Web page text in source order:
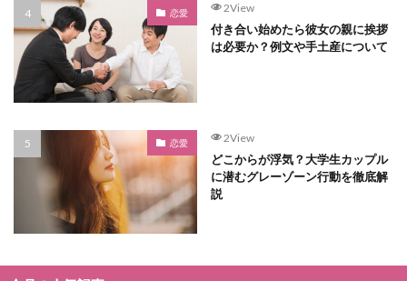
恋愛 2View
付き合い始めたら彼女の親に挨拶
は必要か？例文や手土産について
恋愛 2View
どこからが浮気？大学生カップル
に潜むグレーゾーン行動を徹底解
説